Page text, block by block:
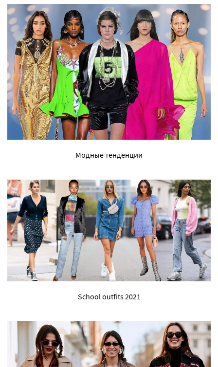
Модные тенденции
School outfits 2021